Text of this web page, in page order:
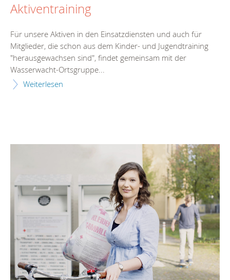
Aktiventraining
Für unsere Aktiven in den Einsatzdiensten und auch für
Mitglieder, die schon aus dem Kinder- und Jugendtraining
"herausgewachsen sind", findet gemeinsam mit der
Wasserwacht-Ortsgruppe...
Weiterlesen